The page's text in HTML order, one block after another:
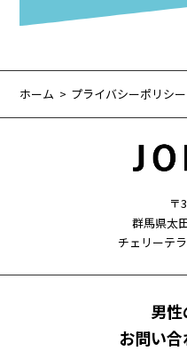
ホーム プライバシーポリシー
〒
群馬県太
チェリーテ
男
お問い